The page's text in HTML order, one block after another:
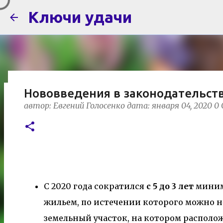
Ключи удачи
Эмоции как конструктор здоровья
автор:
Положительные эмоции необходимы нашему
гормонов? В следующий раз, когда вы
внимание: насколько быстро снижается
Нововведения в
автор: Евгений Голосенко дата: января 04, 2020 0
С 2020 года сократился с 5 до 3 лет
жильем, по истечении которого можно
земельный участок, на котором